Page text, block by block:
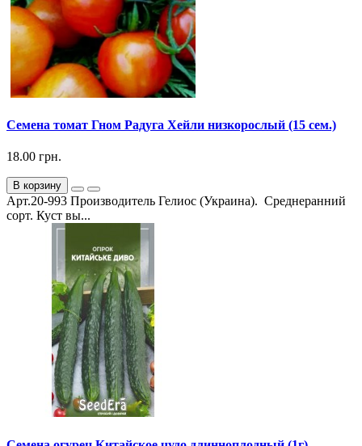
Семена томат Гном Радуга Хейли низкорослый (15 сем.)
18.00 грн.
В корзину
Арт.20-993 Производитель Гелиос (Украина). Среднеранний
сорт. Куст вы...